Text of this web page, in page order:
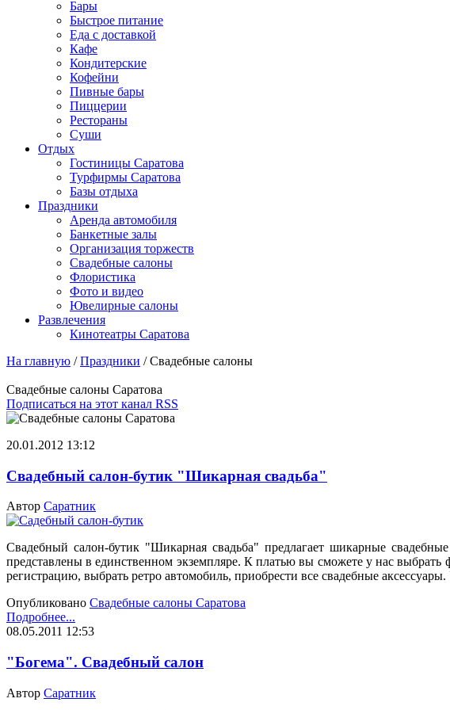
Бары
Быстрое питание
Еда с доставкой
Кафе
Кондитерские
Кофейни
Пивные бары
Пиццерии
Рестораны
Суши
Отдых
Гостиницы Саратова
Турфирмы Саратова
Базы отдыха
Праздники
Аренда автомобиля
Банкетные залы
Организация торжеств
Свадебные салоны
Флористика
Фото и видео
Ювелирные салоны
Развлечения
Кинотеатры Саратова
На главную /Праздники /Свадебные салоны
Свадебные салоны Саратова
Подписаться на этот канал RSS
20.01.2012 13:12
Свадебный салон-бутик "Шикарная свадьба"
Автор Саратник
Свадебный салон-бутик "Шикарная свадьба" предлагает шикарные
представлены в единственном экземпляре. К платью вы сможете у нас
регистрацию, выбрать ретро автомобиль, приобрести все свадебные
Опубликовано Свадебные салоны Саратова
Подробнее...
08.05.2011 12:53
"Богема". Свадебный салон
Автор Саратник